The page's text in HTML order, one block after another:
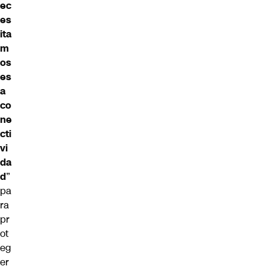
ec
es
ita
m
os
es
a
co
ne
cti
vi
da
d”
pa
ra
pr
ot
eg
er